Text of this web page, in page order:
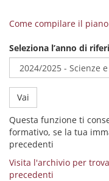
Come compilare il
Seleziona l’anno di
Vai
Questa funzione ti
formativo, se la tua
precedenti
Visita l'archivio per
precedenti